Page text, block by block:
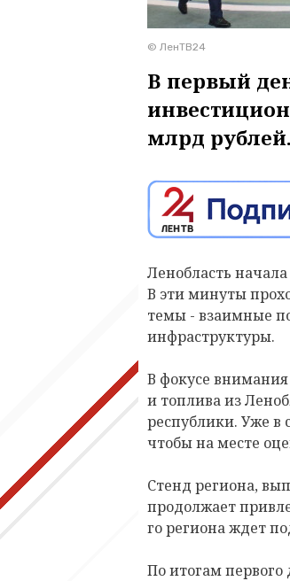
© ЛенТВ24
В первый
млрд рублей.
Ленобласть
В эти минуты
темы - взаимные
инфраструктуры.
В фокусе
и топлива из
республики. Уже в
чтобы на месте
Стенд региона,
продолжает
го региона ждет
По итогам первого